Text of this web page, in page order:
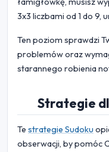
3x3 liczbami od 1 do 9,
Ten poziom sprawdzi
problemów oraz
starannego robienia
Strategie
Te strategie Sudoku
obserwacji, by pomóc